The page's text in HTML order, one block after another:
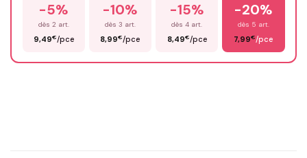
Prénom*
-5%
dès 2 art.
9,49€/pce
-10%
dès 3 art.
8,99€/pce
-15%
dès 4 art.
8,49€/pce
-20%
dès 5 art.
7,99€/pce